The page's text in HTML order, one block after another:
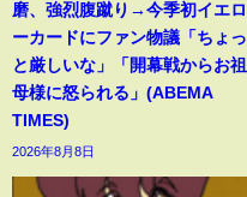
磨、強烈腹蹴り→今季初イエロ
ーカードにファン物議「ちょっ
と厳しいな」「開幕戦からお祖
母様に怒られる」(ABEMA
TIMES)
2026年8月8日